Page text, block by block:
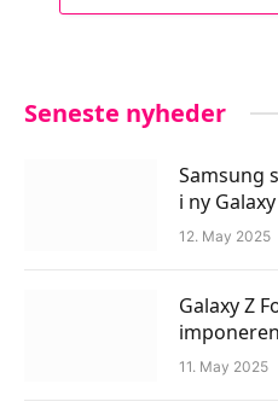
Seneste nyheder
Samsung
i ny
12. May 2025
Galaxy Z
11. May 2025